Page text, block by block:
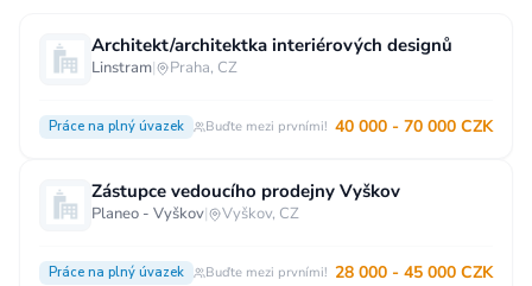
Architekt/architektka interiérových designů
Linstram| Praha, CZ
Práce na plný úvazek Buďte mezi prvními! 40 000 - 70 000 CZK
Zástupce vedoucího prodejny Vyškov
Planeo - Vyškov| Vyškov, CZ
Práce na plný úvazek Buďte mezi prvními! 28 000 - 45 000 CZK
Měsíční plat
40 000 CZK a více
60 000 CZK a více
Ostatní mzdy
za hodinu za manday za rok